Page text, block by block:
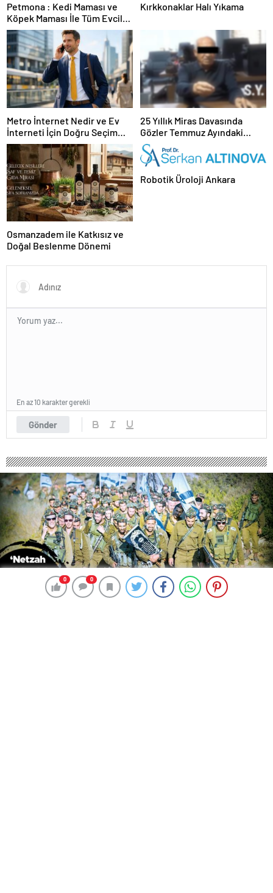
0 0
Petmona : Kedi Maması ve
Köpek Maması İle Tüm Evcil
Hayvan Ürünleri
Kırkkonaklar Halı Yıkama
Metro İnternet Nedir ve Ev
İnterneti İçin Doğru Seçim
Nasıl Yapılır
25 Yıllık Miras Davasında
Gözler Temmuz Ayındaki
Karar Duruşmasına Çevrildi
Osmanzadem ile Katkısız ve
Doğal Beslenme Dönemi
Robotik Üroloji Ankara
Gönder
En az 10 karakter gerekli
0 0